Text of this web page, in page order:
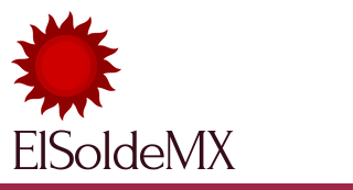
ElSoldeMX